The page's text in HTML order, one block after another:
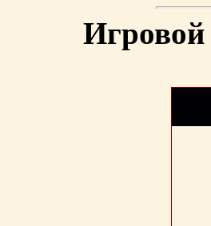
Игровой